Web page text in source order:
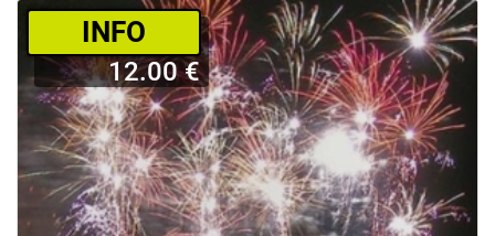
­INFO
12.00 €